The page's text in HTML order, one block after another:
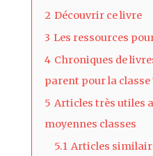
2 Découvrir ce livre
3 Les ressources
4 Chroniques de
parent pour la classe
5 Articles très utiles
moyennes classes
5.1 Articles